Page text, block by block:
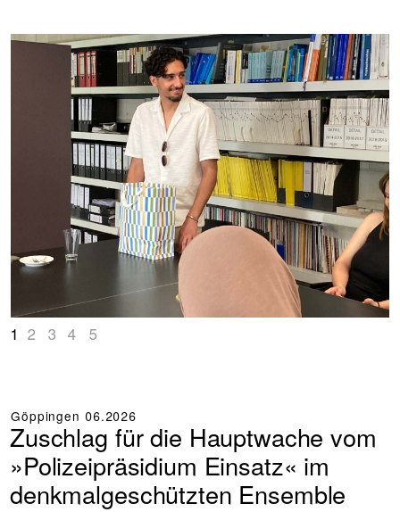
1 2 3 4 5
Göppingen 06.2026
Zuschlag für die Hauptwache vom
»Polizeipräsidium Einsatz« im
denkmalgeschützten Ensemble